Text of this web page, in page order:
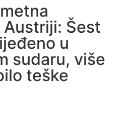
Austriji: Šest
u
sudaru, više
teške